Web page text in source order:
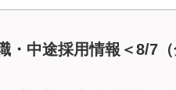
・中途採用情報＜8/7（